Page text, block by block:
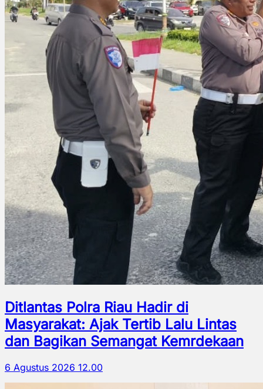
Ditlantas Polra Riau Hadir di
Masyarakat: Ajak Tertib Lalu Lintas
dan Bagikan Semangat Kemrdekaan
6 Agustus 2026 12.00